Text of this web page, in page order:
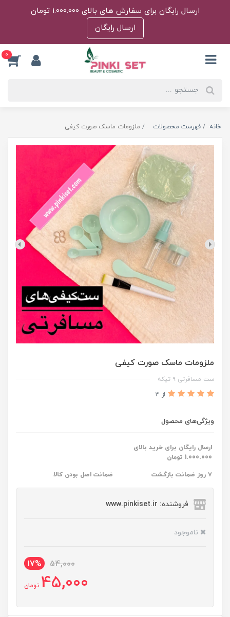
ارسال رایگان برای سفارش های بالای 1.000.000 تومان
ارسال رایگان
0
خانه فهرست محصولات ملزومات ماسک صورت کیفی
ملزومات ماسک صورت کیفی
ست مسافرتی ۹ تیکه
از 3
ویژگی‌های محصول
ارسال رایگان برای خرید بالای
1.000.000 تومان
۷ روز ضمانت بازگشت ضمانت اصل بودن کالا
فروشنده: www.pinkiset.ir
ناموجود
54,000
17%
45,000 تومان